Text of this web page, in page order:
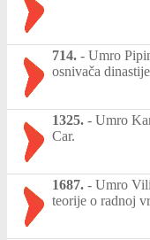
714. - Umro
osnivača
1325. - Umro
Car.
1687. - Umro
teorije o radnoj